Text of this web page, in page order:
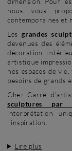
nous vous
contemporaines et
Lesgrandes
devenues des
décoration
artistique
nos espaces de
besoins de grands
Chez Carré
sculptures par
interprétation
l'inspiration.
Lire plus